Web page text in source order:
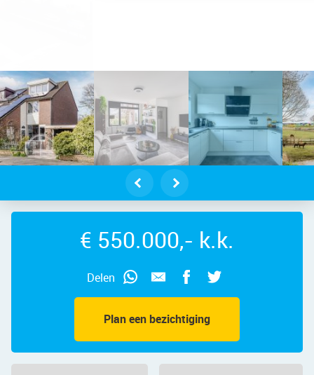
– Ringweg 80, 1507 BK – Foto
Plan een bezichtiging
Delen
€ 550.000,- k.k.